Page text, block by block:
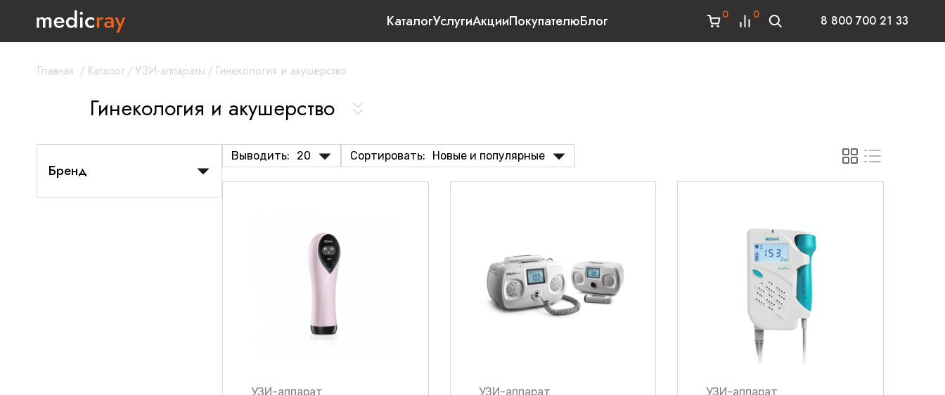
КаталогУслугиАкцииПокупателюБлог 0 0 8 800 700 21 33
Главная / Каталог/УЗИ-аппараты / Гинекология и акушерство
Гинекология и акушерство
Бренд
Выводить: 20 Сортировать: Новые и популярные
УЗИ-аппарат УЗИ-аппарат УЗИ-аппарат